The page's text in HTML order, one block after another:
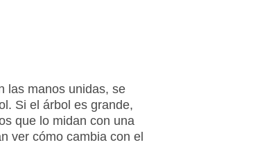
las manos unidas, se
Si el árbol es grande,
que lo midan con una
ver cómo cambia con el